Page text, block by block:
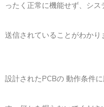
ったく正常に機能せず、シ
送信されていることがわかり
設計されたPCBの 動作条件